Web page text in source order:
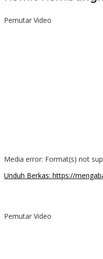
00:00
Pemutar Video
Media error: Format(s) not
Unduh Berkas: https://
Pemutar Video